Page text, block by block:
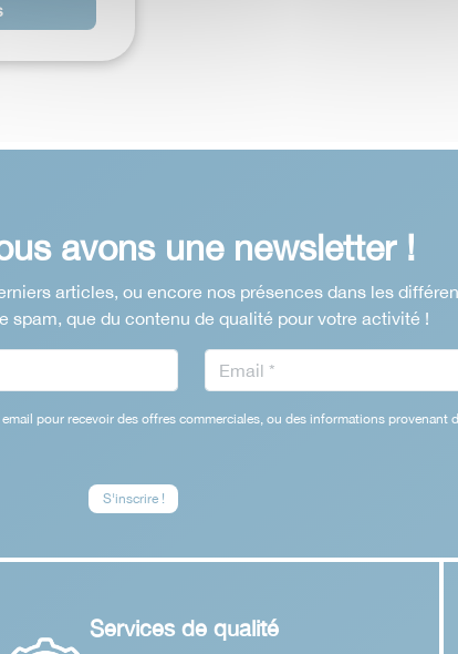
avons une newsletter !
articles, ou encore nos présences dans les
spam, que du contenu de qualité pour votre activité !
pour recevoir des offres commerciales, ou des informations provenant
Services de qualité